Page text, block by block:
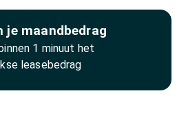
je maandbedrag
1 minuut het
leasebedrag